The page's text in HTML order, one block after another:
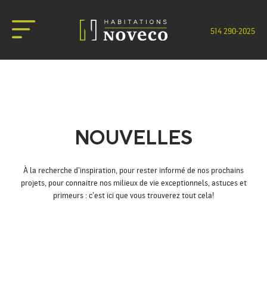
514 290-2025
NOUVELLES
À la recherche d’inspiration, pour rester informé de nos prochains
projets, pour connaitre nos milieux de vie exceptionnels, astuces et
primeurs : c’est ici que vous trouverez tout cela!